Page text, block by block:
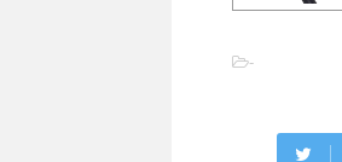
-